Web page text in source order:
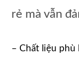
rẻ mà vẫn
– Chất liệu phù